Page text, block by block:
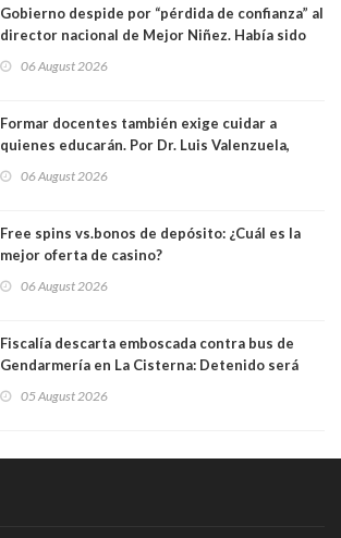
Gobierno despide por “pérdida de confianza” al
director nacional de Mejor Niñez. Había sido
06 August 2026
Formar docentes también exige cuidar a
quienes educarán. Por Dr. Luis Valenzuela,
Académicos U. Católica Silva Henríquez
06 August 2026
Free spins vs.bonos de depósito: ¿Cuál es la
mejor oferta de casino?
06 August 2026
Fiscalía descarta emboscada contra bus de
Gendarmería en La Cisterna: Detenido será
05 August 2026